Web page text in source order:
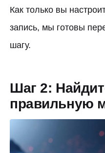
Как только вы
запись, мы готовы
шагу.
Шаг 2:
правильную